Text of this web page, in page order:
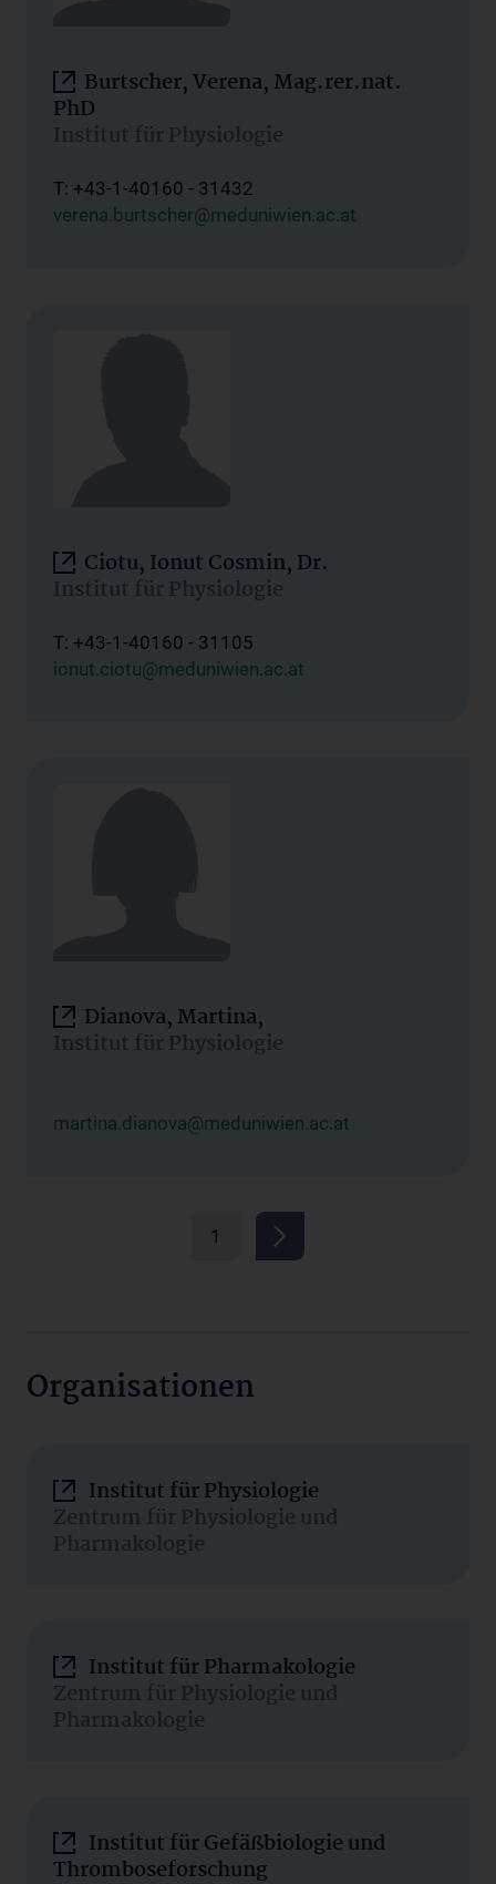
Burtscher, Verena, Mag.rer.nat.
PhD
Institut für Physiologie
T: +43-1-40160 - 31432
verena.burtscher@meduniwien.ac.at
Ciotu, Ionut Cosmin, Dr.
Institut für Physiologie
T: +43-1-40160 - 31105
ionut.ciotu@meduniwien.ac.at
Dianova, Martina,
Institut für Physiologie
martina.dianova@meduniwien.ac.at
1
Organisationen
Institut für Physiologie
Zentrum für Physiologie und
Pharmakologie
Institut für Pharmakologie
Zentrum für Physiologie und
Pharmakologie
Institut für Gefäßbiologie und
Thromboseforschung